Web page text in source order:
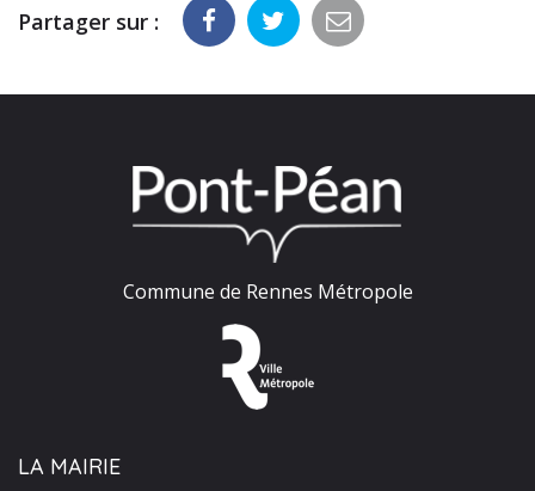
Partager sur :
Commune de Rennes Métropole
LA MAIRIE